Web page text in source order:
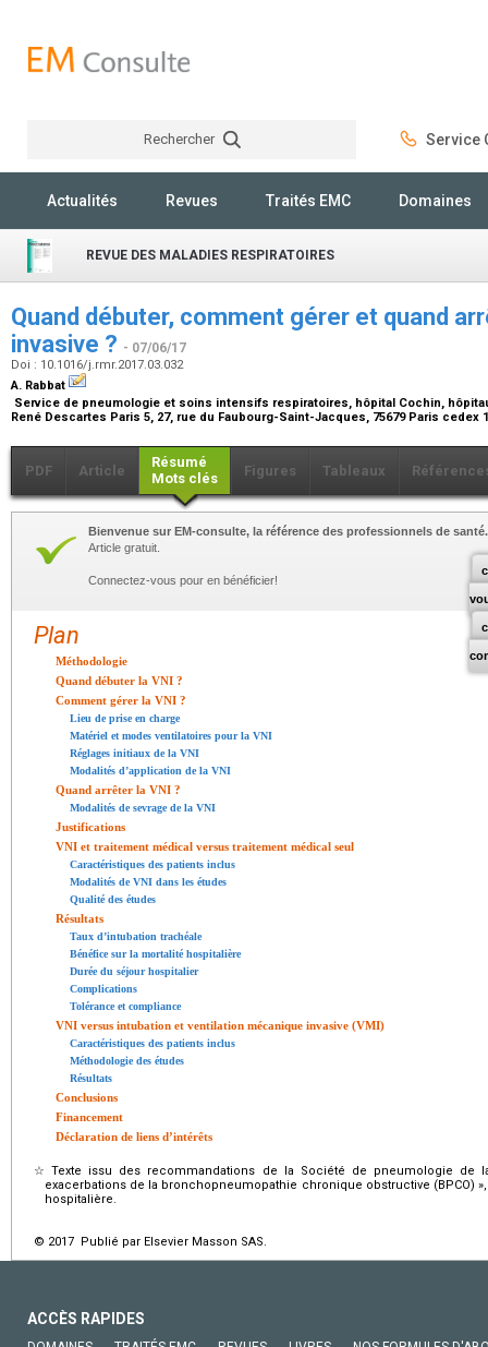
Rechercher Service
Actualités Revues Traités EMC Domaines
REVUE DES MALADIES RESPIRATOIRES
Quand débuter, comment gérer et quand
invasive ? - 07/06/17
Doi : 10.1016/j.rmr.2017.03.032
A. Rabbat
Service de pneumologie et soins intensifs respiratoires, hôpital Cochin,
René Descartes Paris 5, 27, rue du Faubourg-Saint-Jacques, 75679 Paris cedex
PDF Article
Résumé
Mots clés
Figures Tableaux
Bienvenue sur EM-consulte, la référence des professionnels de santé.
Article gratuit.
Connectez-vous pour en bénéficier!
Plan
Méthodologie
Quand débuter la VNI ?
Comment gérer la VNI ?
Lieu de prise en charge
Matériel et modes ventilatoires pour la VNI
Réglages initiaux de la VNI
Modalités d’application de la VNI
Quand arrêter la VNI ?
Modalités de sevrage de la VNI
Justifications
VNI et traitement médical versus traitement médical seul
Caractéristiques des patients inclus
Modalités de VNI dans les études
Qualité des études
Résultats
Taux d’intubation trachéale
Bénéfice sur la mortalité hospitalière
Durée du séjour hospitalier
Complications
Tolérance et compliance
VNI versus intubation et ventilation mécanique invasive (VMI)
Caractéristiques des patients inclus
Méthodologie des études
Résultats
Conclusions
Financement
Déclaration de liens d’intérêts
☆ Texte issu des recommandations de la Société de pneumologie de
exacerbations de la bronchopneumopathie chronique obstructive (BPCO)
hospitalière.
© 2017 Publié par Elsevier Masson SAS.
ACCÈS RAPIDES